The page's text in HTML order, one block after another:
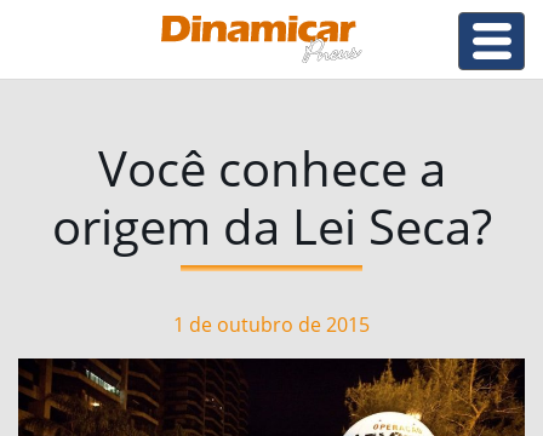
Você conhece a
origem da Lei Seca?
1 de outubro de 2015